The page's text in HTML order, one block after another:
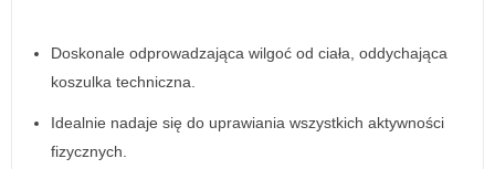
Doskonale odprowadzająca wilgoć od ciała, oddychająca
koszulka techniczna.
Idealnie nadaje się do uprawiania wszystkich aktywności
fizycznych.